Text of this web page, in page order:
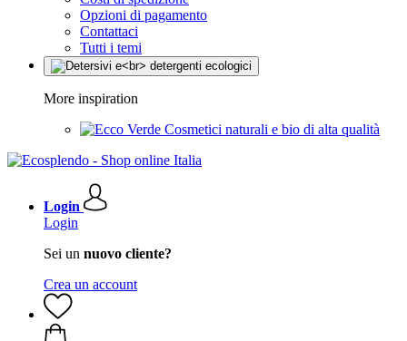
Opzioni di pagamento
Contattaci
Tutti i temi
More inspiration
Cosmetici naturali e bio di alta qualità
Login
Login
Sei un nuovo cliente?
Crea un account